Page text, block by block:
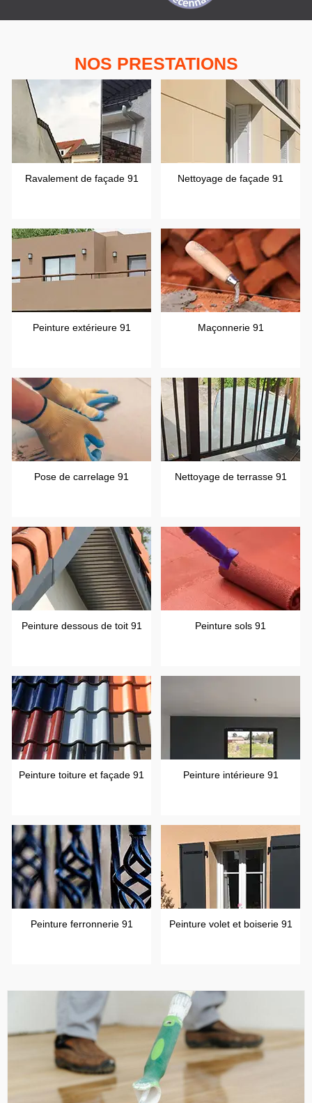
NOS PRESTATIONS
Ravalement de façade 91 Nettoyage de façade 91
Peinture extérieure 91 Maçonnerie 91
Pose de carrelage 91 Nettoyage de terrasse 91
Peinture dessous de toit 91 Peinture sols 91
Peinture toiture et façade 91 Peinture intérieure 91
Peinture ferronnerie 91 Peinture volet et boiserie 91